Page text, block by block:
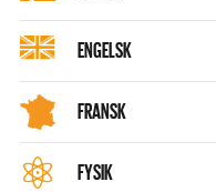
ENGELSK
FRANSK
FYSIK